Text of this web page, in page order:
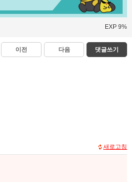
EXP 9%
이전 다음 댓글쓰기
새로고침